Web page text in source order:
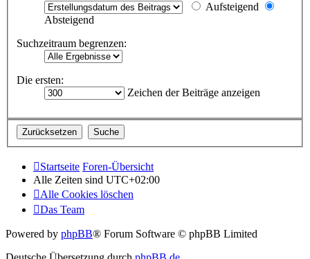
Aufsteigend
Absteigend
Suchzeitraum begrenzen:
Die ersten:
Zeichen der Beiträge anzeigen
Startseite Foren-Übersicht
Alle Zeiten sind UTC+02:00
Alle Cookies löschen
Das Team
Powered by phpBB® Forum Software © phpBB Limited